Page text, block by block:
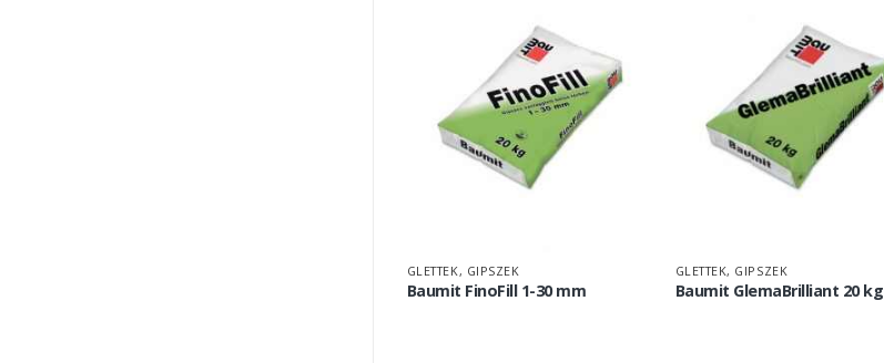
GLETTEK, GIPSZEK
Baumit FinoFill 1-30 mm
GLETTEK, GIPSZEK
Baumit GlemaBrilliant 20 kg